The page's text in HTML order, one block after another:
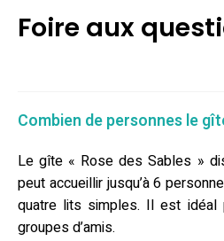
Foire aux
Combien de personnes le
Le gîte « Rose des Sables »
peut accueillir jusqu’à 6
quatre lits simples. Il est
groupes d’amis.